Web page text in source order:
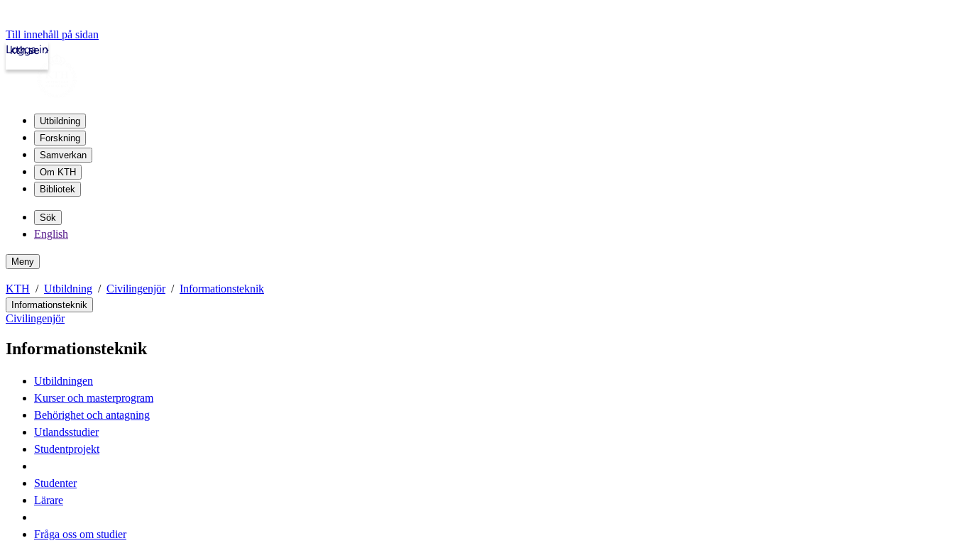
Till innehåll på sidan
kth.se
Logga in
Utbildning
Forskning
Samverkan
Om KTH
Bibliotek
Sök
English
Meny
KTH Utbildning Civilingenjör Informationsteknik
Informationsteknik
Civilingenjör
Informationsteknik
Utbildningen
Kurser och masterprogram
Behörighet och antagning
Utlandsstudier
Studentprojekt
Studenter
Lärare
Fråga oss om studier